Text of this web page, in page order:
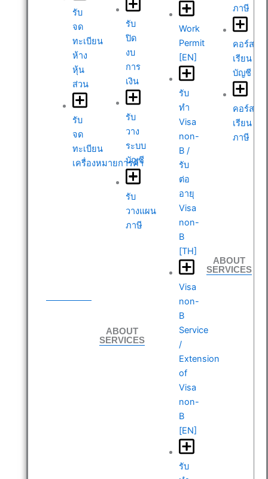
รับ
จด
ทะเบียน
ห้าง
หุ้น
ส่วน
รับ
จด
ทะเบียน
เครื่องหมายการค้า
รับ
ปิด
งบ
การ
เงิน
รับ
วาง
ระบบ
บัญชี
รับ
วางแผน
ภาษี
ABOUT
SERVICES
Work
Permit
[EN]
รับ
ทำ
Visa
non-
B /
รับ
ต่อ
อายุ
Visa
non-
B
[TH]
Visa
non-
B
Service
/
Extension
of
Visa
non-
B
[EN]
รับ
ภาษี
คอร์ส
เรียน
บัญชี
คอร์ส
เรียน
ภาษี
ABOUT
SERVICES